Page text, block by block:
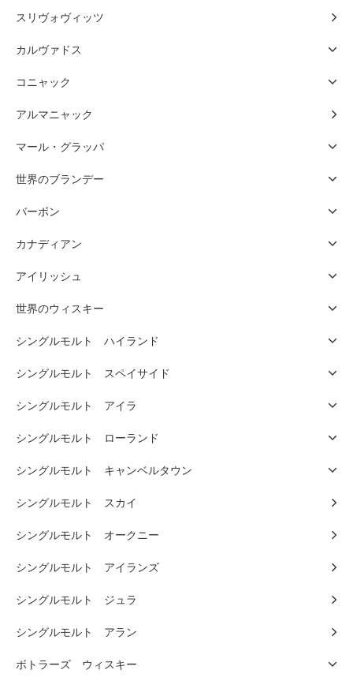
スリヴォヴィッツ
カルヴァドス
コニャック
アルマニャック
マール・グラッパ
世界のブランデー
バーボン
カナディアン
アイリッシュ
世界のウィスキー
シングルモルト ハイランド
シングルモルト スペイサイド
シングルモルト アイラ
シングルモルト ローランド
シングルモルト キャンベルタウン
シングルモルト スカイ
シングルモルト オークニー
シングルモルト アイランズ
シングルモルト ジュラ
シングルモルト アラン
ボトラーズ ウィスキー